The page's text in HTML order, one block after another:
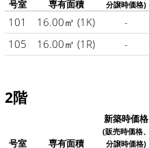
号室 専有面積
分譲時価格)
101 16.00㎡ (1K) -
105
16.00㎡ (1R) -
2階
号室 専有面積
新築時価格
(販売時価格、
分譲時価格)